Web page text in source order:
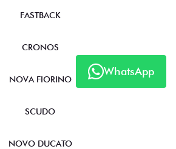
WhatsApp
FASTBACK
CRONOS
NOVA FIORINO
SCUDO
NOVO DUCATO